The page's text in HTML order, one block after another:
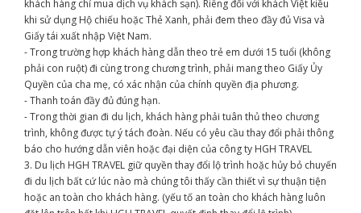
khách hàng chỉ mua dịch vụ khách sạn). Riêng đối với khách Việt kiều
khi sử dụng Hộ chiếu hoặc Thẻ Xanh, phải đem theo đầy đủ Visa và
Giấy tái xuất nhập Việt Nam.
- Trong trường hợp khách hàng dẫn theo trẻ em dưới 15 tuổi (không
phải con ruột) đi cùng trong chương trình, phải mang theo Giấy Ủy
Quyền của cha mẹ, có xác nhận của chính quyền địa phương.
- Thanh toán đầy đủ đúng hạn.
- Trong thời gian đi du lịch, khách hàng phải tuân thủ theo chương
trình, không được tự ý tách đoàn. Nếu có yêu cầu thay đổi phải thông
báo cho hướng dẫn viên hoặc đại diện của công ty HGH TRAVEL
3. Du lịch HGH TRAVEL giữ quyền thay đổi lộ trình hoặc hủy bỏ chuyến
đi du lịch bất cứ lúc nào mà chúng tôi thấy cần thiết vì sự thuận tiện
hoặc an toàn cho khách hàng. (yếu tố an toàn cho khách hàng luôn